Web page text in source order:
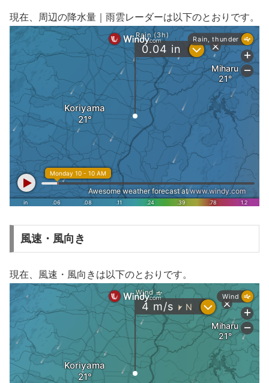
現在、周辺の降水量｜雨雲レーダーは以下のとおりです。
風速・風向き
現在、風速・風向きは以下のとおりです。